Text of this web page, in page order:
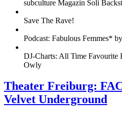
subculture Magazin Soli
Save The Rave!
Podcast: Fabulous Femmes*
DJ-Charts: All Time Favourite
Owly
Theater Freiburg:
Velvet Underground